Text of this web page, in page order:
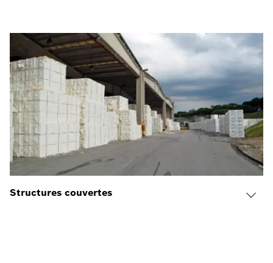
Structures couvertes